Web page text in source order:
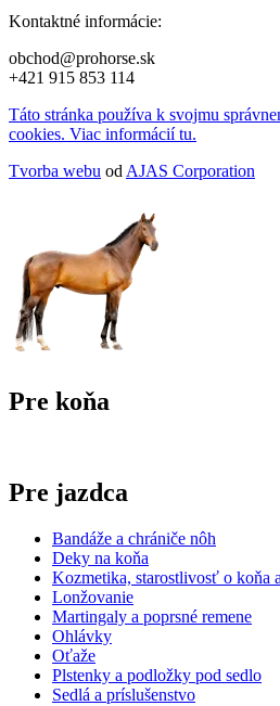
Kontaktné informácie:
obchod@prohorse.sk
+421 915 853 114
Táto stránka používa k svojmu
cookies. Viac informácií tu.
Tvorba webu od AJAS Corporation
Pre koňa
Pre jazdca
Bandáže a chrániče nôh
Deky na koňa
Kozmetika, starostlivosť o koňa
Lonžovanie
Martingaly a poprsné remene
Ohlávky
Oťaže
Plstenky a podložky pod sedlo
Sedlá a príslušenstvo